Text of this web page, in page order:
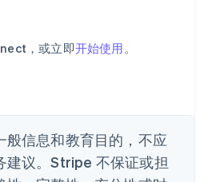
，或立即开始使用。
般信息和教育目的，不应
建议。Stripe 不保证或担